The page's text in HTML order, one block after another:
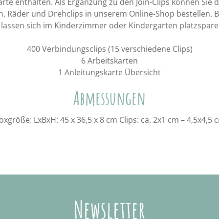
Räder und Drehclips in unserem Online-Shop bestellen.
sich im Kinderzimmer oder Kindergarten
400 Verbindungsclips (15 verschiedene Clips)
6 Arbeitskarten
1 Anleitungskarte Übersicht
Abmessungen
LxBxH: 45 x 36,5 x 8 cm Clips: ca. 2x1 cm – 4,5x4,5
Newsletter